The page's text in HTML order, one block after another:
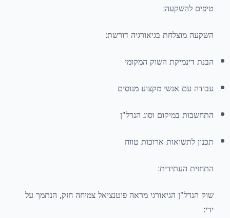
טיפים להשקעה:
השקעה מוצלחת בגיאורגיה דורשת:
הבנת דינמיקת השוק המקומי
עבודה עם אנשי מקצוע מנוסים
התחשבות במיקום וסוג הנדל"ן
תכנון לתשואות ארוכות טווח
התחזית העתידית:
שוק הנדל"ן הגיאורגי מראה פוטנציאל צמיחה חזק, הנתמך על
ידי: